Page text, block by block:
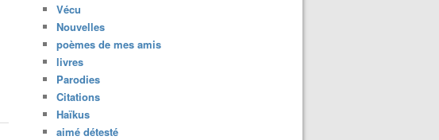
Vécu
Nouvelles
poèmes de mes amis
livres
Parodies
Citations
Haïkus
aimé détesté